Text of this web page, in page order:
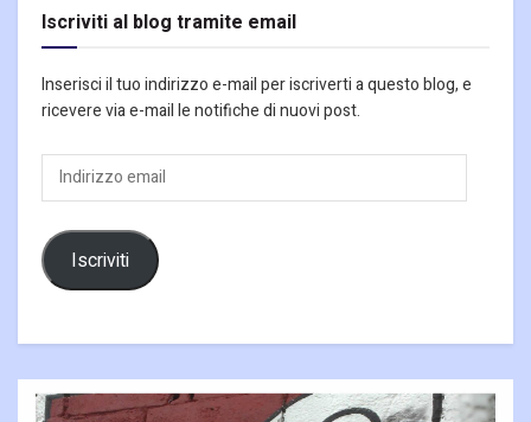
Iscriviti al blog tramite email
Inserisci il tuo indirizzo e-mail per iscriverti a questo blog, e
ricevere via e-mail le notifiche di nuovi post.
Indirizzo
email
Iscriviti